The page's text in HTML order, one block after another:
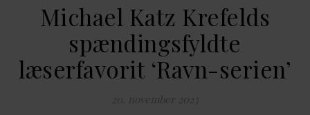
Michael Katz Krefelds
spændingsfyldte
læserfavorit ‘Ravn-serien’
20. november 2023